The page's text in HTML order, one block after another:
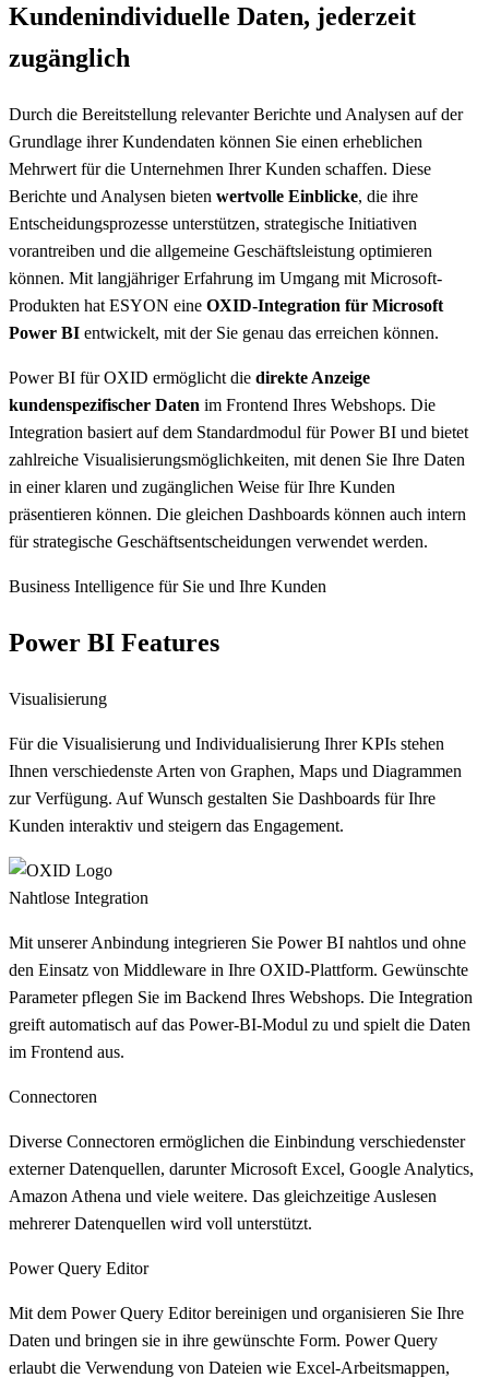
Kundenindividuelle Daten, jederzeit
zugänglich
Durch die Bereitstellung relevanter Berichte und Analysen auf der
Grundlage ihrer Kundendaten können Sie einen erheblichen
Mehrwert für die Unternehmen Ihrer Kunden schaffen. Diese
Berichte und Analysen bieten wertvolle Einblicke, die ihre
Entscheidungsprozesse unterstützen, strategische Initiativen
vorantreiben und die allgemeine Geschäftsleistung optimieren
können. Mit langjähriger Erfahrung im Umgang mit Microsoft-
Produkten hat ESYON eine OXID-Integration für Microsoft
Power BI entwickelt, mit der Sie genau das erreichen können.
Power BI für OXID ermöglicht die direkte Anzeige
kundenspezifischer Daten im Frontend Ihres Webshops. Die
Integration basiert auf dem Standardmodul für Power BI und bietet
zahlreiche Visualisierungsmöglichkeiten, mit denen Sie Ihre Daten
in einer klaren und zugänglichen Weise für Ihre Kunden
präsentieren können. Die gleichen Dashboards können auch intern
für strategische Geschäftsentscheidungen verwendet werden.
Business Intelligence für Sie und Ihre Kunden
Power BI Features
Visualisierung
Für die Visualisierung und Individualisierung Ihrer KPIs stehen
Ihnen verschiedenste Arten von Graphen, Maps und Diagrammen
zur Verfügung. Auf Wunsch gestalten Sie Dashboards für Ihre
Kunden interaktiv und steigern das Engagement.
Nahtlose Integration
Mit unserer Anbindung integrieren Sie Power BI nahtlos und ohne
den Einsatz von Middleware in Ihre OXID-Plattform. Gewünschte
Parameter pflegen Sie im Backend Ihres Webshops. Die Integration
greift automatisch auf das Power-BI-Modul zu und spielt die Daten
im Frontend aus.
Connectoren
Diverse Connectoren ermöglichen die Einbindung verschiedenster
externer Datenquellen, darunter Microsoft Excel, Google Analytics,
Amazon Athena und viele weitere. Das gleichzeitige Auslesen
mehrerer Datenquellen wird voll unterstützt.
Power Query Editor
Mit dem Power Query Editor bereinigen und organisieren Sie Ihre
Daten und bringen sie in ihre gewünschte Form. Power Query
erlaubt die Verwendung von Dateien wie Excel-Arbeitsmappen,